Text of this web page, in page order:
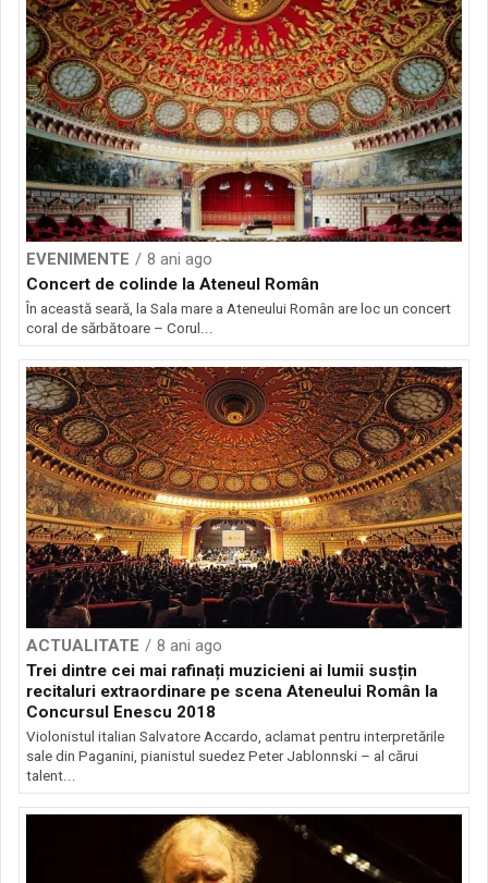
EVENIMENTE
8 ani ago
Concert de colinde la Ateneul Român
În această seară, la Sala mare a Ateneului Român are loc un concert
coral de sărbătoare – Corul...
ACTUALITATE
8 ani ago
Trei dintre cei mai rafinați muzicieni ai lumii susțin
recitaluri extraordinare pe scena Ateneului Român la
Concursul Enescu 2018
Violonistul italian Salvatore Accardo, aclamat pentru interpretările
sale din Paganini, pianistul suedez Peter Jablonnski – al cărui
talent...